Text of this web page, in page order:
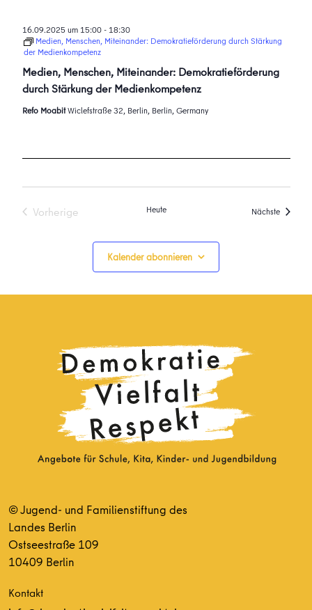
Medien, Menschen, Miteinander: Demokratieförderung
durch Stärkung der Medienkompetenz
16.09.2025 um 15:00- 18:30
Medien, Menschen, Miteinander: Demokratieförderung durch Stärkung
der Medienkompetenz
Refo MoabitWiclefstraße 32, Berlin, Berlin, Germany
Vorherige
Heute Nächste
Kalender abonnieren
© Jugend- und Familienstiftung des
Landes Berlin
Ostseestraße 109
10409 Berlin
Kontakt